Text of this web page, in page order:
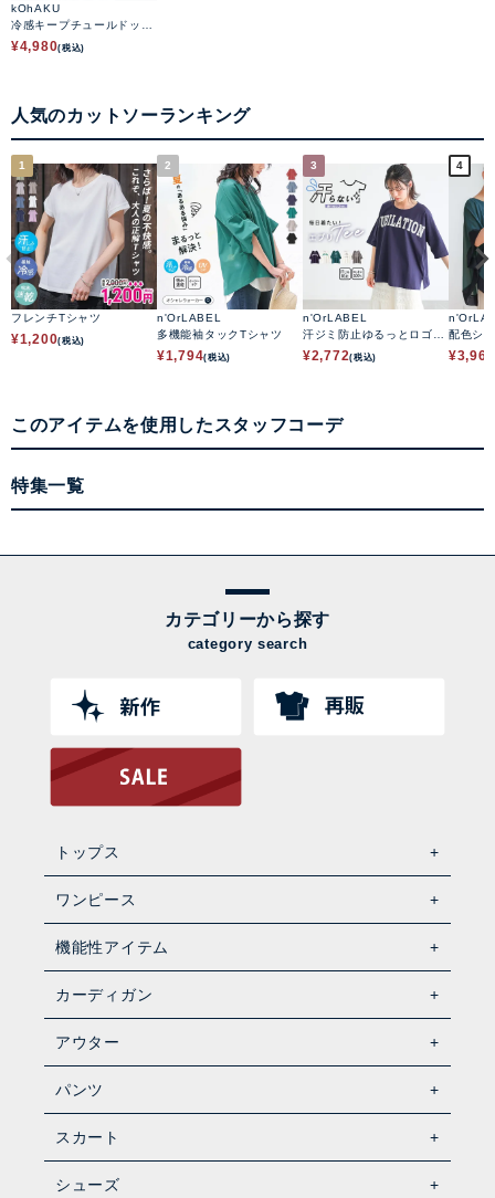
kOhAKU
冷感キープチュールドッキ
ングアシンメトリーカット
¥4,980(税込)
人気のカットソーランキング
1
フレンチTシャツ
¥1,200(税込)
2
n'OrLABEL
多機能袖タックTシャツ
¥1,794(税込)
3
n'OrLABEL
汗ジミ防止ゆるっとロゴT
シャツ
¥2,772(税込)
4
配色シ
ップス
¥3,960
このアイテムを使用したスタッフコーデ
特集一覧
カテゴリーから探す
category search
トップス
ワンピース
機能性アイテム
カーディガン
アウター
パンツ
スカート
シューズ